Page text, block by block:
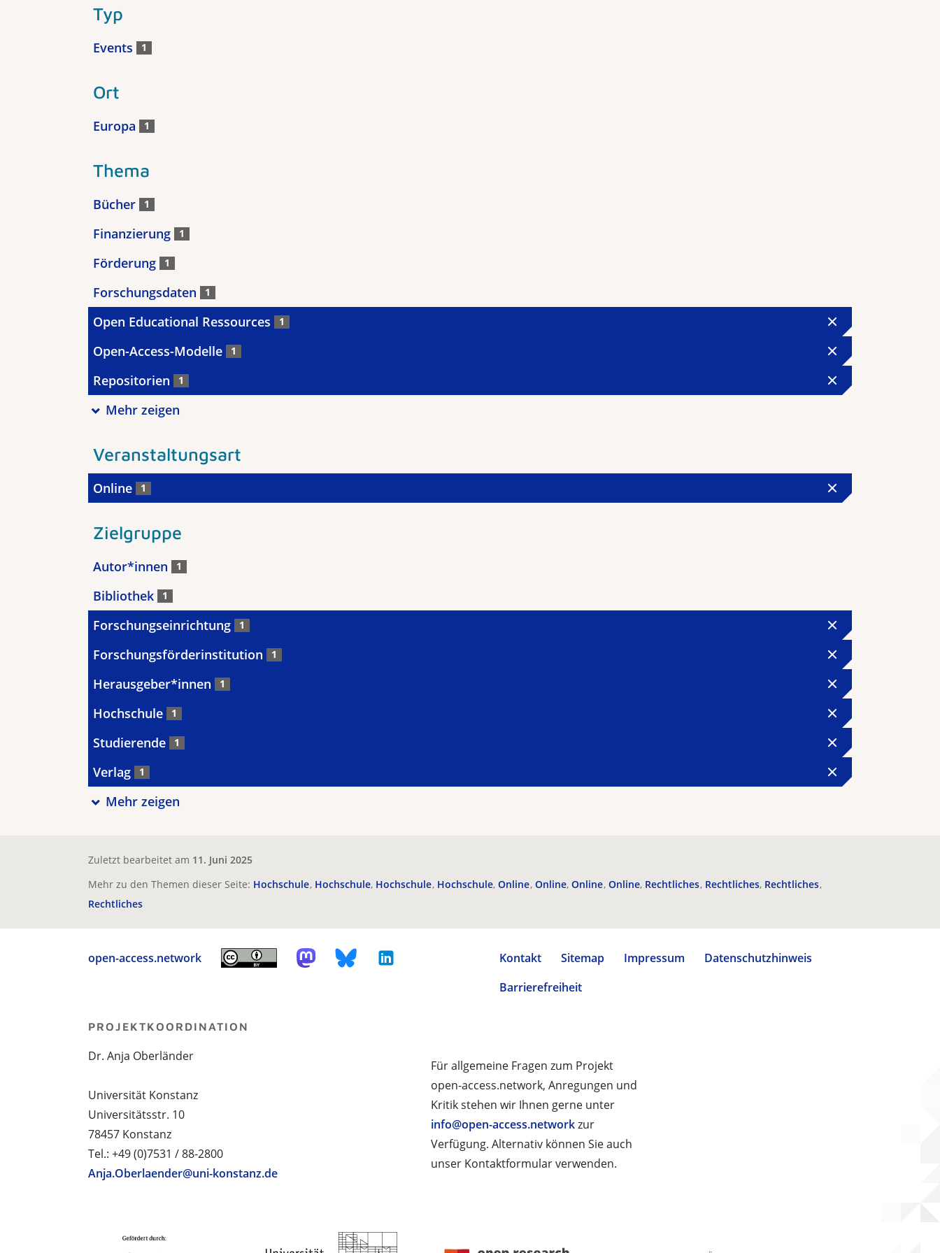
Typ
Events 1
Ort
Europa 1
Thema
Bücher 1
Finanzierung 1
Förderung 1
Forschungsdaten 1
Open Educational Ressources 1
Open-Access-Modelle 1
Repositorien 1
Mehr zeigen
Veranstaltungsart
Online 1
Zielgruppe
Autor*innen 1
Bibliothek 1
Forschungseinrichtung 1
Forschungsförderinstitution 1
Herausgeber*innen 1
Hochschule 1
Studierende 1
Verlag 1
Mehr zeigen
Zuletzt bearbeitet am 11. Juni 2025
Mehr zu den Themen dieser Seite: Hochschule Hochschule Hochschule Hochschule Online Online Online Online Rechtliches Rechtliches Rechtliches
Rechtliches
open-access.network Kontakt Sitemap Impressum
Datenschutzhinweis
Barrierefreiheit
Für allgemeine Fragen zum Projekt
open-access.network, Anregungen und
Kritik stehen wir Ihnen gerne unter
info@open-access.networkzur
Verfügung. Alternativ können Sie auch
unser Kontaktformular verwenden.
PROJEKTKOORDINATION
Dr. Anja Oberländer
Universität Konstanz
Universitätsstr. 10
78457 Konstanz
Tel.: +49 (0)7531 / 88-2800
Anja.Oberlaender@uni-konstanz.de